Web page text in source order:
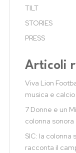
TILT
STORIES
PRESS
Articoli
Viva Lion
musica e calcio
7 Donne e un
colonna sonora
SIC: la colonna
racconta il